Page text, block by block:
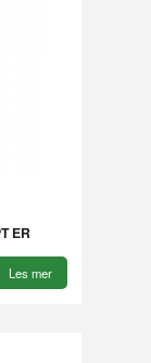
ER
Les mer